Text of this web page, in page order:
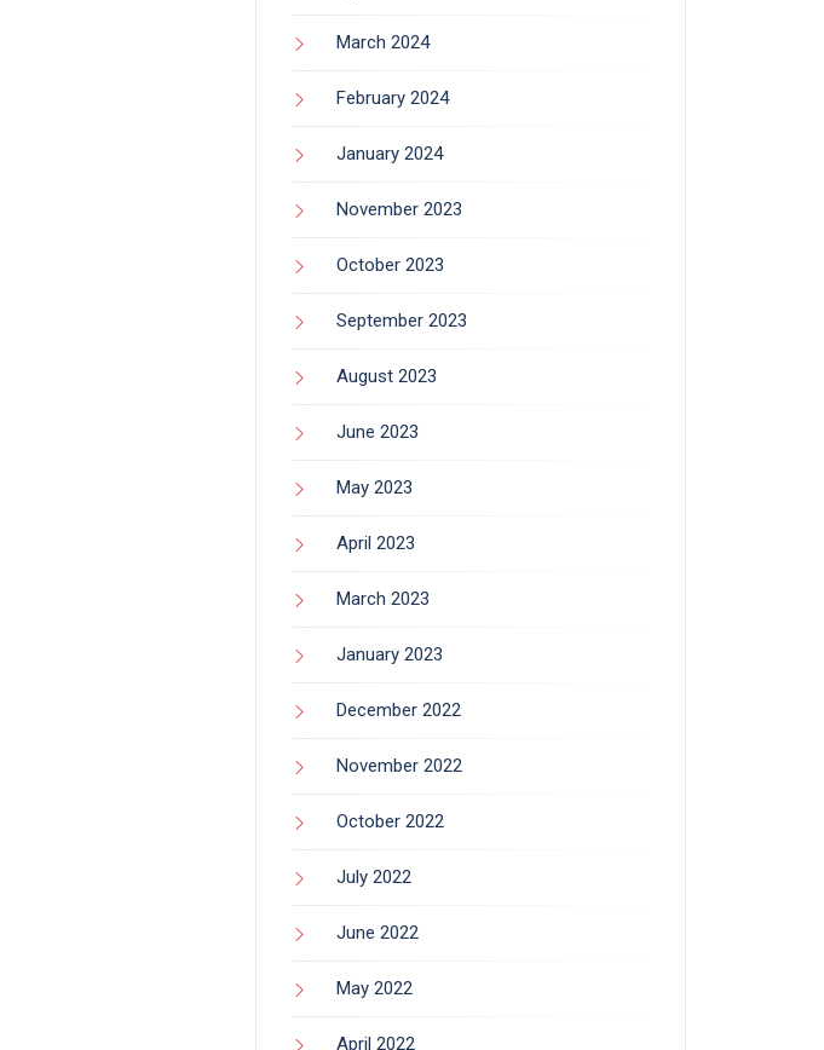
March 2024
February 2024
January 2024
November 2023
October 2023
September 2023
August 2023
June 2023
May 2023
April 2023
March 2023
January 2023
December 2022
November 2022
October 2022
July 2022
June 2022
May 2022
April 2022